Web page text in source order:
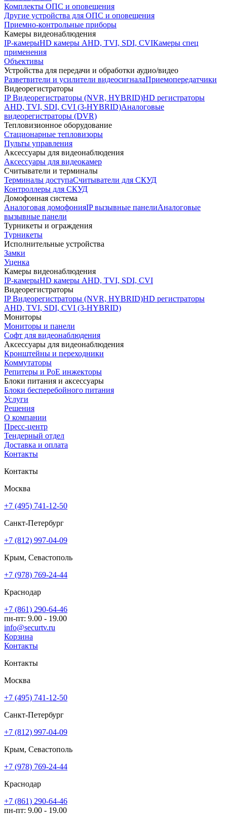
Комплекты ОПС и оповещения
Другие устройства для ОПС и оповещения
Приемно-контрольные приборы
Камеры видеонаблюдения
IP-камерыHD камеры AHD, TVI, SDI, CVIКамеры спец
применения
Объективы
Устройства для передачи и обработки аудио/видео
Разветвители и усилители видеосигналаПриемопередатчики
Видеорегистраторы
IP Видеорегистраторы (NVR, HYBRID)HD регистраторы
AHD, TVI, SDI, CVI (3-HYBRID)Аналоговые
видеорегистраторы (DVR)
Тепловизионное оборудование
Стационарные тепловизоры
Пульты управления
Аксессуары для видеонаблюдения
Аксессуары для видеокамер
Считыватели и терминалы
Терминалы доступаСчитыватели для СКУД
Контроллеры для СКУД
Домофонная система
Аналоговая домофонияIP вызывные панелиАналоговые
вызывные панели
Турникеты и ограждения
Турникеты
Исполнительные устройства
Замки
Уценка
Камеры видеонаблюдения
IP-камерыHD камеры AHD, TVI, SDI, CVI
Видеорегистраторы
IP Видеорегистраторы (NVR, HYBRID)HD регистраторы
AHD, TVI, SDI, CVI (3-HYBRID)
Мониторы
Мониторы и панели
Софт для видеонаблюдения
Аксессуары для видеонаблюдения
Кронштейны и переходники
Коммутаторы
Репитеры и PoE инжекторы
Блоки питания и аксессуары
Блоки бесперебойного питания
Услуги
Решения
О компании
Пресс-центр
Тендерный отдел
Доставка и оплата
Контакты
Контакты
Москва
+7 (495) 741-12-50
Санкт-Петербург
+7 (812) 997-04-09
Крым, Севастополь
+7 (978) 769-24-44
Краснодар
+7 (861) 290-64-46
пн-пт: 9.00 - 19.00
info@securtv.ru
Корзина
Контакты
Контакты
Москва
+7 (495) 741-12-50
Санкт-Петербург
+7 (812) 997-04-09
Крым, Севастополь
+7 (978) 769-24-44
Краснодар
+7 (861) 290-64-46
пн-пт: 9.00 - 19.00